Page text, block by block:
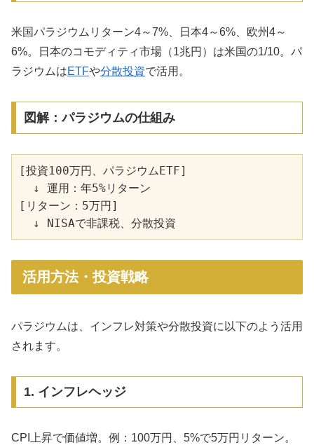
米国パラジウムリターン4～7%、日本4～6%、欧州4～
6%。日本のコモディティ市場（1兆円）は米国の1/10。パ
ラジウムはETFや分散投資で活用。
図解：パラジウムの仕組み
[投資100万円、パラジウムETF]
  ↓ 運用：年5%リターン
[リターン：5万円]
活用方法・投資戦略
パラジウムは、インフレ対策や分散投資に以下のよう活用
されます。
1. インフレヘッジ
CPI上昇で価値増。例：100万円、5%で5万円リターン。